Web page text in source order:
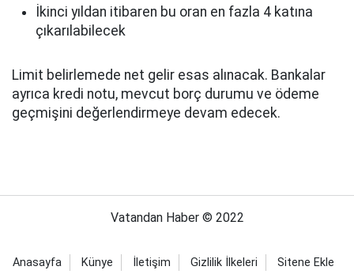
İkinci yıldan itibaren bu oran en fazla 4 katına
çıkarılabilecek
Limit belirlemede net gelir esas alınacak. Bankalar
ayrıca kredi notu, mevcut borç durumu ve ödeme
geçmişini değerlendirmeye devam edecek.
Vatandan Haber © 2022
Anasayfa Künye İletişim Gizlilik İlkeleri Sitene Ekle